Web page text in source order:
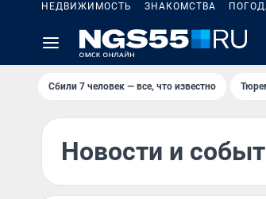
НЕДВИЖИМОСТЬ ЗНАКОМСТВА
Сбили 7 человек — все, что известно
Новости и